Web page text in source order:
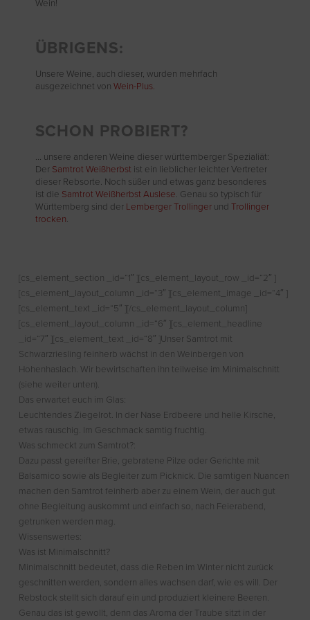
Wein!
ÜBRIGENS:
Unsere Weine, auch dieser, wurden mehrfach
ausgezeichnet von Wein-Plus.
SCHON PROBIERT?
... unsere anderen Weine dieser württemberger Spezialiät:
Der Samtrot Weißherbst ist ein lieblicher leichter Vertreter
dieser Rebsorte. Noch süßer und etwas ganz besonderes
ist die Samtrot Weißherbst Auslese. Genau so typisch für
Württemberg sind der Lemberger Trollingerund Trollinger
trocken.
[cs_element_section _id=“1″ ][cs_element_layout_row _id=“2″ ]
[cs_element_layout_column _id=“3″ ][cs_element_image _id=“4″ ]
[cs_element_text _id=“5″ ][/cs_element_layout_column]
[cs_element_layout_column _id=“6″ ][cs_element_headline
_id=“7″ ][cs_element_text _id=“8″ ]Unser Samtrot mit
Schwarzriesling feinherb wächst in den Weinbergen von
Hohenhaslach. Wir bewirtschaften ihn teilweise im Minimalschnitt
(siehe weiter unten).
Das erwartet euch im Glas:
Leuchtendes Ziegelrot. In der Nase Erdbeere und helle Kirsche,
etwas rauschig. Im Geschmack samtig fruchtig.
Was schmeckt zum Samtrot?:
Dazu passt gereifter Brie, gebratene Pilze oder Gerichte mit
Balsamico sowie als Begleiter zum Picknick. Die samtigen Nuancen
machen den Samtrot feinherb aber zu einem Wein, der auch gut
ohne Begleitung auskommt und einfach so, nach Feierabend,
getrunken werden mag.
Wissenswertes:
Was ist Minimalschnitt?
Minimalschnitt bedeutet, dass die Reben im Winter nicht zurück
geschnitten werden, sondern alles wachsen darf, wie es will. Der
Rebstock stellt sich darauf ein und produziert kleinere Beeren.
Genau das ist gewollt, denn das Aroma der Traube sitzt in der